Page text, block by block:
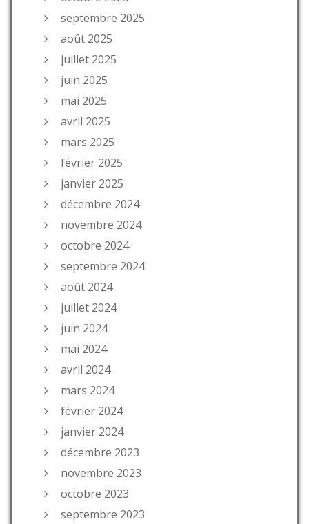
septembre 2025
août 2025
juillet 2025
juin 2025
mai 2025
avril 2025
mars 2025
février 2025
janvier 2025
décembre 2024
novembre 2024
octobre 2024
septembre 2024
août 2024
juillet 2024
juin 2024
mai 2024
avril 2024
mars 2024
février 2024
janvier 2024
décembre 2023
novembre 2023
octobre 2023
septembre 2023